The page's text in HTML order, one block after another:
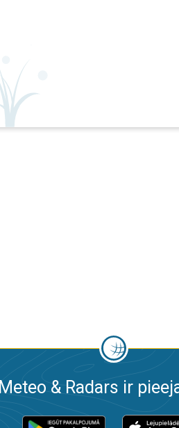
Meteo & Radars ir